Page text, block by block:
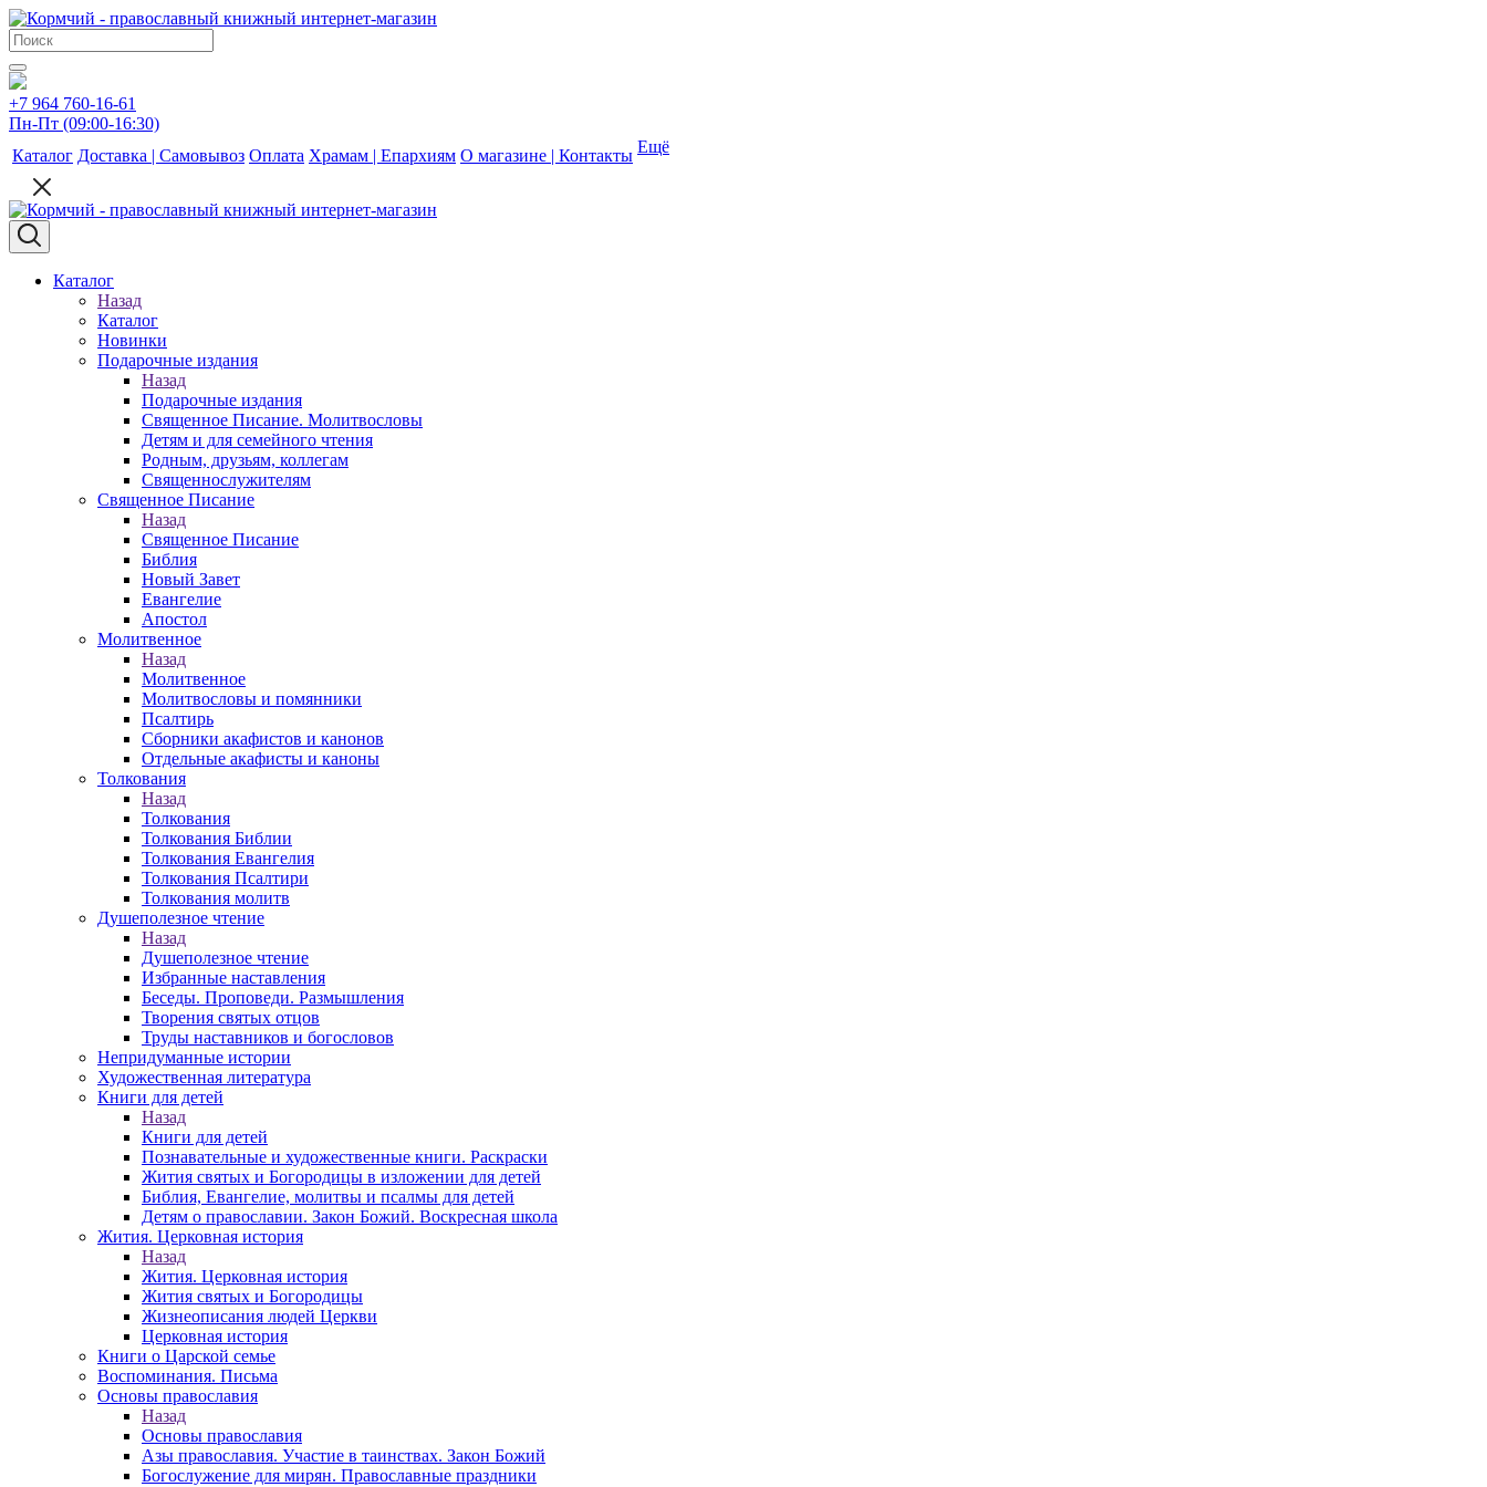
+7 964 760-16-61
Пн-Пт (09:00-16:30)
Каталог Доставка | Самовывоз Оплата Храмам | Епархиям О магазине | Контакты Ещё
Каталог
Назад
Каталог
Новинки
Подарочные издания
Назад
Подарочные издания
Священное Писание. Молитвословы
Детям и для семейного чтения
Родным, друзьям, коллегам
Священнослужителям
Священное Писание
Назад
Священное Писание
Библия
Новый Завет
Евангелие
Апостол
Молитвенное
Назад
Молитвенное
Молитвословы и помянники
Псалтирь
Сборники акафистов и канонов
Отдельные акафисты и каноны
Толкования
Назад
Толкования
Толкования Библии
Толкования Евангелия
Толкования Псалтири
Толкования молитв
Душеполезное чтение
Назад
Душеполезное чтение
Избранные наставления
Беседы. Проповеди. Размышления
Творения святых отцов
Труды наставников и богословов
Непридуманные истории
Художественная литература
Книги для детей
Назад
Книги для детей
Познавательные и художественные книги. Раскраски
Жития святых и Богородицы в изложении для детей
Библия, Евангелие, молитвы и псалмы для детей
Детям о православии. Закон Божий. Воскресная школа
Жития. Церковная история
Назад
Жития. Церковная история
Жития святых и Богородицы
Жизнеописания людей Церкви
Церковная история
Книги о Царской семье
Воспоминания. Письма
Основы православия
Назад
Основы православия
Азы православия. Участие в таинствах. Закон Божий
Богослужение для мирян. Православные праздники